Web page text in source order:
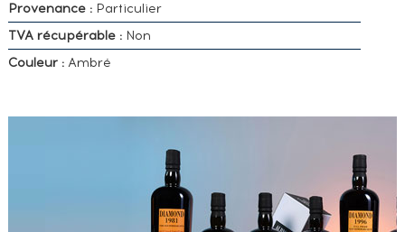
Provenance :Particulier
TVA récupérable :Non
Couleur :Ambré
POSSÉDEZ
SPIRITUEUX
IDENTIQUE